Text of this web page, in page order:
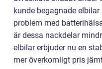
kunde begagnade
problem med
är dessa nackdelar
elbilar erbjuder nu en
mer överkomligt pris